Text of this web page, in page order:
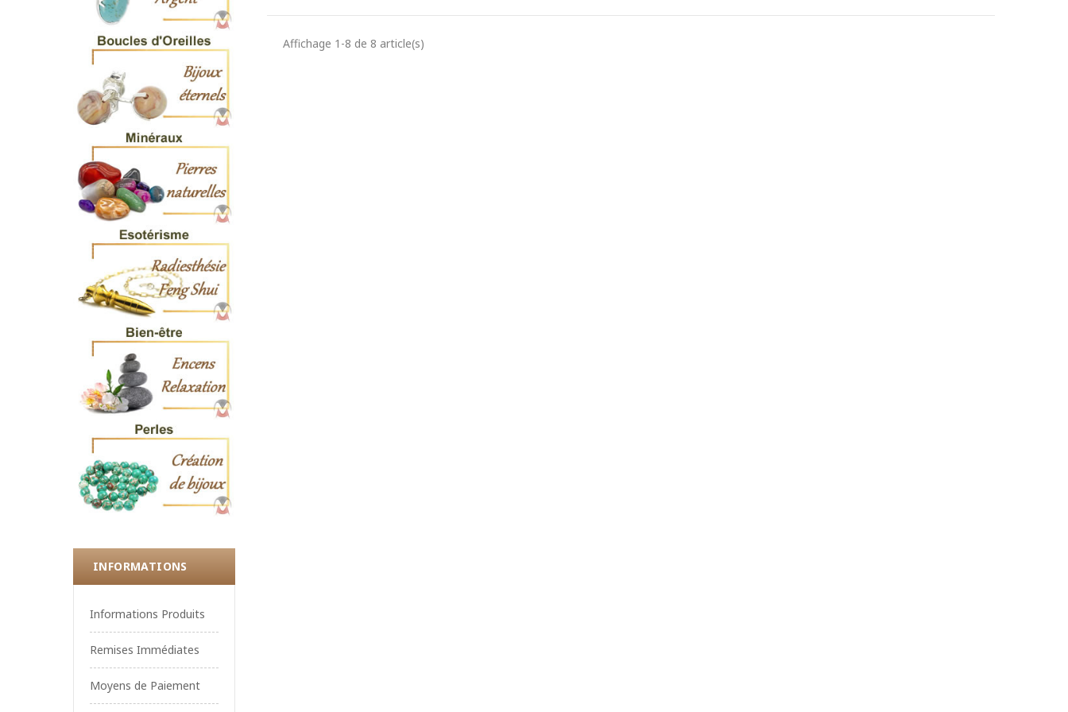
INFORMATIONS
Informations Produits
Remises Immédiates
Moyens de Paiement
Affichage 1-8 de 8 article(s)